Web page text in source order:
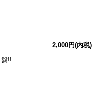
2,000円(内税)
盤!!